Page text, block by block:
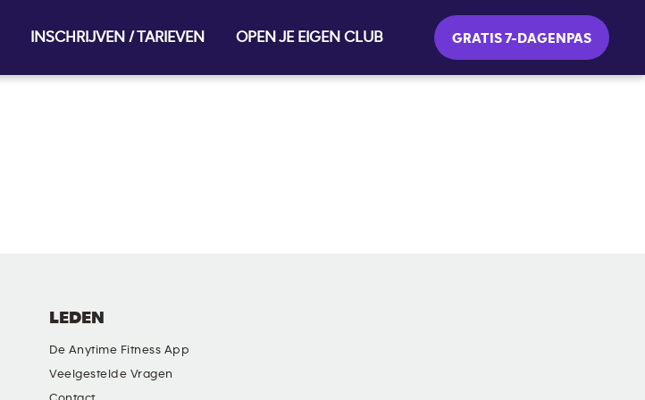
INSCHRIJVEN / TARIEVEN OPEN JE EIGEN CLUB GRATIS 7-DAGENPAS
LEDEN
De Anytime Fitness App
Veelgestelde Vragen